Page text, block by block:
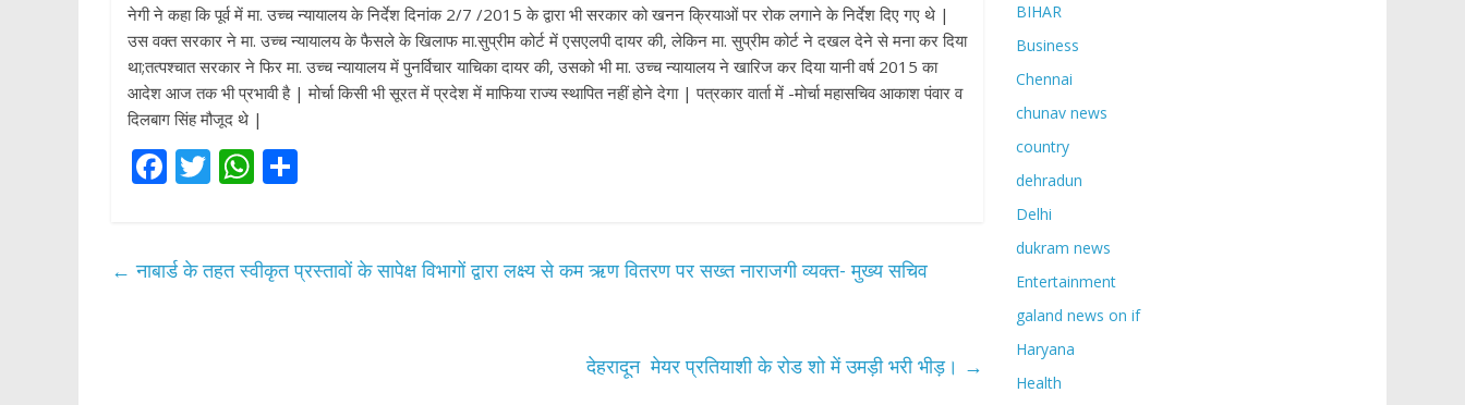
नेगी ने कहा कि पूर्व में मा. उच्च न्यायालय के निर्देश दिनांक 2/7 /2015 के द्वारा भी सरकार को खनन क्रियाओं पर रोक लगाने के निर्देश दिए गए थे |
उस वक्त सरकार ने मा. उच्च न्यायालय के फैसले के खिलाफ मा.सुप्रीम कोर्ट में एसएलपी दायर की, लेकिन मा. सुप्रीम कोर्ट ने दखल देने से मना कर दिया
था;तत्पश्चात सरकार ने फिर मा. उच्च न्यायालय में पुनर्विचार याचिका दायर की, उसको भी मा. उच्च न्यायालय ने खारिज कर दिया यानी वर्ष 2015 का
आदेश आज तक भी प्रभावी है | मोर्चा किसी भी सूरत में प्रदेश में माफिया राज्य स्थापित नहीं होने देगा | पत्रकार वार्ता में -मोर्चा महासचिव आकाश पंवार व
दिलबाग सिंह मौजूद थे |
F
b
T
er
W
s e
← नाबार्ड के तहत स्वीकृत प्रस्तावों के सापेक्ष विभागों द्वारा लक्ष्य से कम ऋण वितरण पर सख्त नाराजगी व्यक्त- मुख्य सचिव
देहरादून मेयर प्रतियाशी के रोड शो में उमड़ी भरी भीड़। →
BIHAR
Business
Chennai
chunav news
country
dehradun
Delhi
dukram news
Entertainment
galand news on if
Haryana
Health